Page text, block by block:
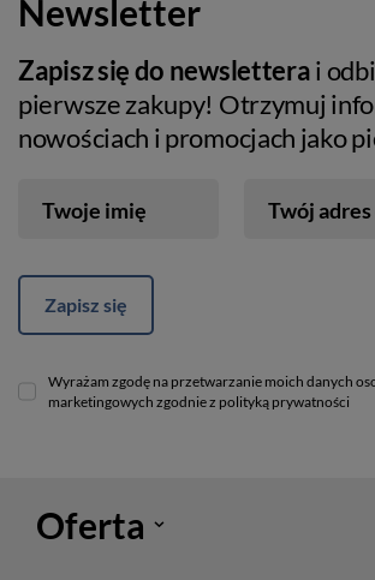
Newsletter
Zapisz się do newsletterai
pierwsze zakupy! Otrzymuj
nowościach i promocjach jako
Twoje imię Twój
Zapisz się
Wyrażam zgodę na przetwarzanie moich danych
marketingowych zgodnie z polityką prywatności
Oferta